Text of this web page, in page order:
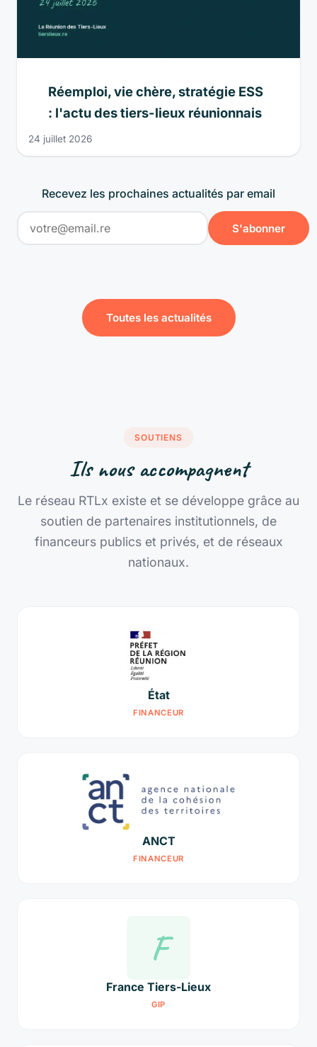
Réemploi, vie chère, stratégie ESS
: l'actu des tiers-lieux réunionnais
24 juillet 2026
Recevez les prochaines actualités par email
S'abonner
Toutes les actualités
SOUTIENS
Ils nous accompagnent
Le réseau RTLx existe et se développe grâce au
soutien de partenaires institutionnels, de
financeurs publics et privés, et de réseaux
nationaux.
État
FINANCEUR
ANCT
FINANCEUR
F
France Tiers-Lieux
GIP